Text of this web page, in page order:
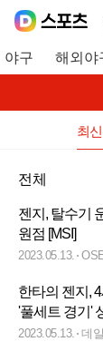
야구 해외야
최
전체
젠지, 탈수기
원점 [MSI]
2023.05.13.
한타의 젠지,
'풀세트 경기'
2023.05.13. 데